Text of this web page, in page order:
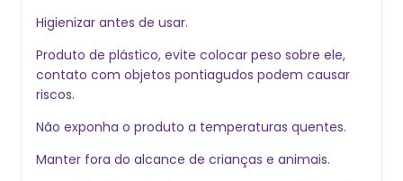
Higienizar antes de usar.
Produto de plástico, evite colocar peso sobre ele,
contato com objetos pontiagudos podem causar
riscos.
Não exponha o produto a temperaturas quentes.
Manter fora do alcance de crianças e animais.